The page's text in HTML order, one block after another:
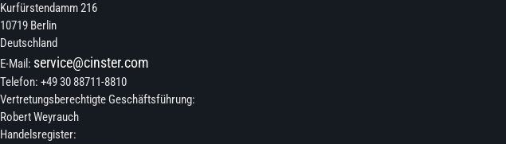
Kurfürstendamm 216
10719 Berlin
Deutschland
E-Mail: service@cinster.com
Telefon: +49 30 88711-8810
Vertretungsberechtigte Geschäftsführung:
Robert Weyrauch
Handelsregister: